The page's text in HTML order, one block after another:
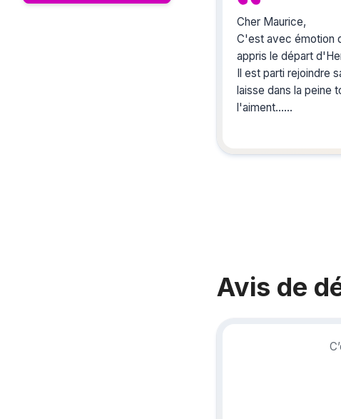
Cher Maurice,
C'est avec émotion
appris le départ
Il est parti rejoindre
laisse dans la peine
l'aiment...
Brigitte et Philippe
Avis de